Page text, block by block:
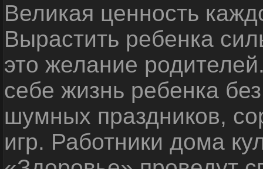
Великая ценность
Вырастить ребенка
это желание
себе жизнь ребенка
шумных праздников,
игр. Работники дома